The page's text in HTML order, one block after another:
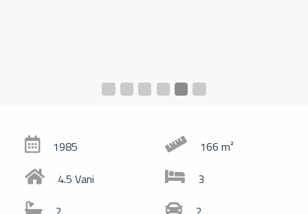
SLIDE 2SLIDE 3SLIDE 4
SLIDE 5
SLIDE 1SLIDE 6
1985
166 m²
4.5 Vani
3